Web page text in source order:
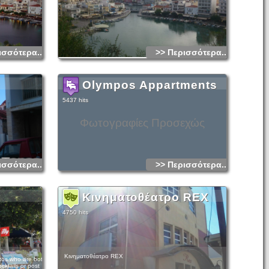
>> Περισσότερα...
Φωτογραφίες Προσεχώς
Olympos Appartments
5437 hits
>> Περισσότερα...
who are both
or post
Κινηματοθέατρο REX
4750 hits
Κινηματοθέατρο REX